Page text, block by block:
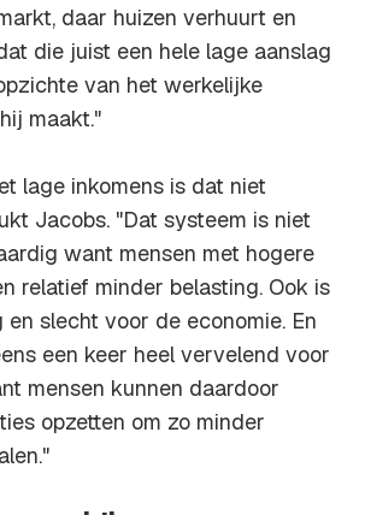
daar huizen verhuurt en
die juist een hele lage aanslag
van het werkelijke
maakt."
lage inkomens is dat niet
Jacobs. "Dat systeem is niet
want mensen met hogere
relatief minder belasting. Ook is
slecht voor de economie. En
een keer heel vervelend voor
mensen kunnen daardoor
opzetten om zo minder